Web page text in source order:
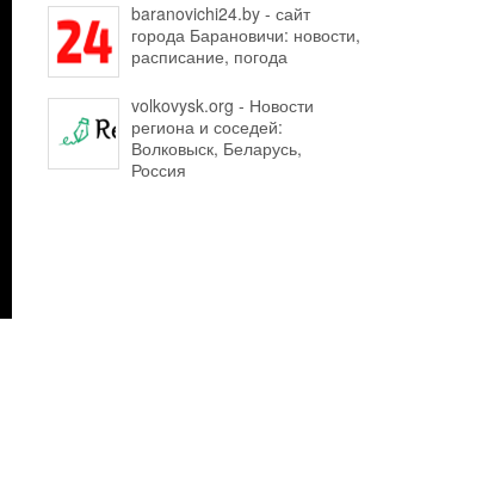
baranovichi24.by - сайт
города Барановичи: новости,
расписание, погода
volkovysk.org - Новости
региона и соседей:
Волковыск, Беларусь,
Россия